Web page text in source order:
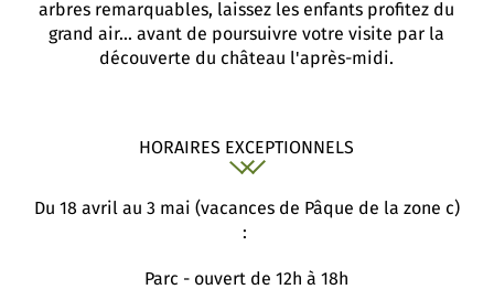
arbres remarquables, laissez les enfants profitez du
grand air... avant de poursuivre votre visite par la
découverte du château l'après-midi.
HORAIRES EXCEPTIONNELS
Du 18 avril au 3 mai (vacances de Pâque de la zone c)
:
Parc - ouvert de 12h à 18h